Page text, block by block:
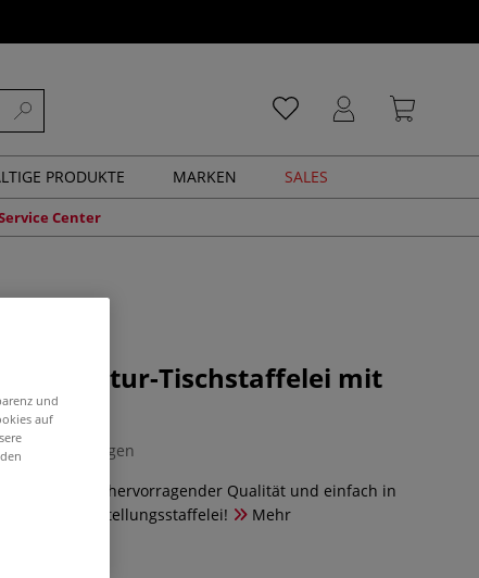
PRODUKTE MARKEN SALES
Center
Miniatur-Tischstaffelei mit
0 Bewertungen
Staffelei von hervorragender Qualität und einfach in
als Ausstellungsstaffelei!
Mehr
und
auf